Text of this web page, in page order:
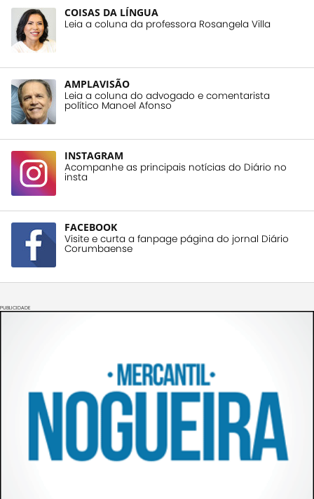
COISAS DA LÍNGUA
Leia a coluna da professora Rosangela Villa
AMPLAVISÃO
Leia a coluna do advogado e comentarista
político Manoel Afonso
INSTAGRAM
Acompanhe as principais notícias do Diário no
insta
FACEBOOK
Visite e curta a fanpage página do jornal Diário
Corumbaense
PUBLICIDADE